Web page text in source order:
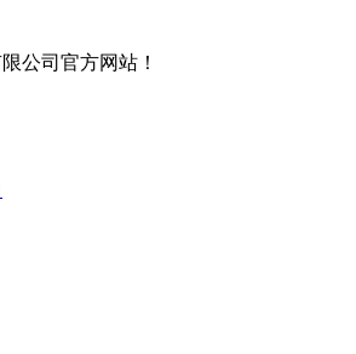
公司官方网站！